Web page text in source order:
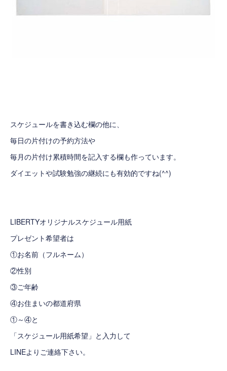
スケジュールを書き込む欄の他に、
毎日の片付けの予約方法や
毎月の片付け累積時間を記入する欄も作っています。
ダイエットや試験勉強の継続にも有効的ですね(^^)
LIBERTYオリジナルスケジュール用紙
プレゼント希望者は
①お名前（フルネーム）
②性別
③ご年齢
④お住まいの都道府県
①～④と
「スケジュール用紙希望」と入力して
LINEよりご連絡下さい。